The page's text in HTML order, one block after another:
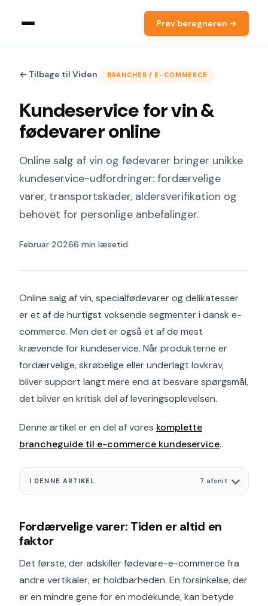
Prøv beregneren →
← Tilbage til Viden BRANCHER / E-COMMERCE
Kundeservice for vin &
fødevarer online
Online salg af vin og fødevarer bringer unikke
kundeservice-udfordringer: fordærvelige
varer, transportskader, aldersverifikation og
behovet for personlige anbefalinger.
Februar 20266 min læsetid
Online salg af vin, specialfødevarer og delikatesser
er et af de hurtigst voksende segmenter i dansk e-
commerce. Men det er også et af de mest
krævende for kundeservice. Når produkterne er
fordærvelige, skrøbelige eller underlagt lovkrav,
bliver support langt mere end at besvare spørgsmål,
det bliver en kritisk del af leveringsoplevelsen.
Denne artikel er en del af vores komplette
brancheguide til e-commerce kundeservice.
I DENNE ARTIKEL 7 afsnit
Fordærvelige varer: Tiden er altid en
faktor
Det første, der adskiller fødevare-e-commerce fra
andre vertikaler, er holdbarheden. En forsinkelse, der
er en mindre gene for en modekunde, kan betyde